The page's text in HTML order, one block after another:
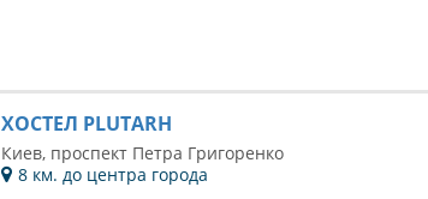
ХОСТЕЛ PLUTARH
Киев, проспект Петра Григоренко
8 км. до центра города